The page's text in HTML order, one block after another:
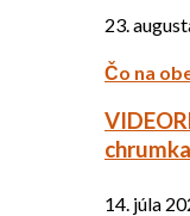
23.
Čo na
14. júla